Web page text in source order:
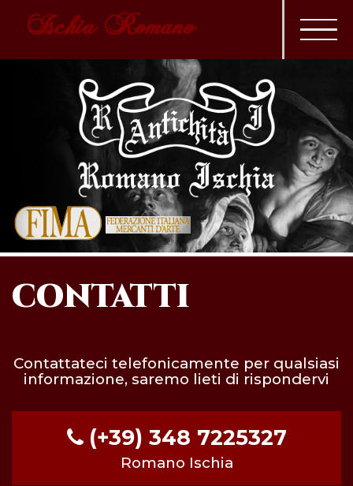
Ischia Romano
CONTATTI
Contattateci telefonicamente per qualsiasi
informazione, saremo lieti di rispondervi
(+39) 348 7225327
Romano Ischia